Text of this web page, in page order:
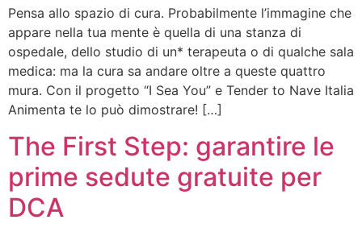
Pensa allo spazio di cura. Probabilmente l’immagine che
appare nella tua mente è quella di una stanza di
ospedale, dello studio di un* terapeuta o di qualche sala
medica: ma la cura sa andare oltre a queste quattro
mura. Con il progetto “I Sea You” e Tender to Nave Italia
Animenta te lo può dimostrare! […]
The First Step: garantire le
prime sedute gratuite per
DCA